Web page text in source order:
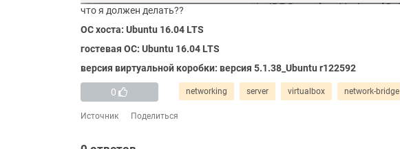
что я должен делать??
ОС хоста: Ubuntu 16.04 LTS
гостевая ОС: Ubuntu 16.04 LTS
версия виртуальной коробки: версия 5.1.38_Ubuntu r122592
0 networking server virtualbox network-bridge
Источник Поделиться